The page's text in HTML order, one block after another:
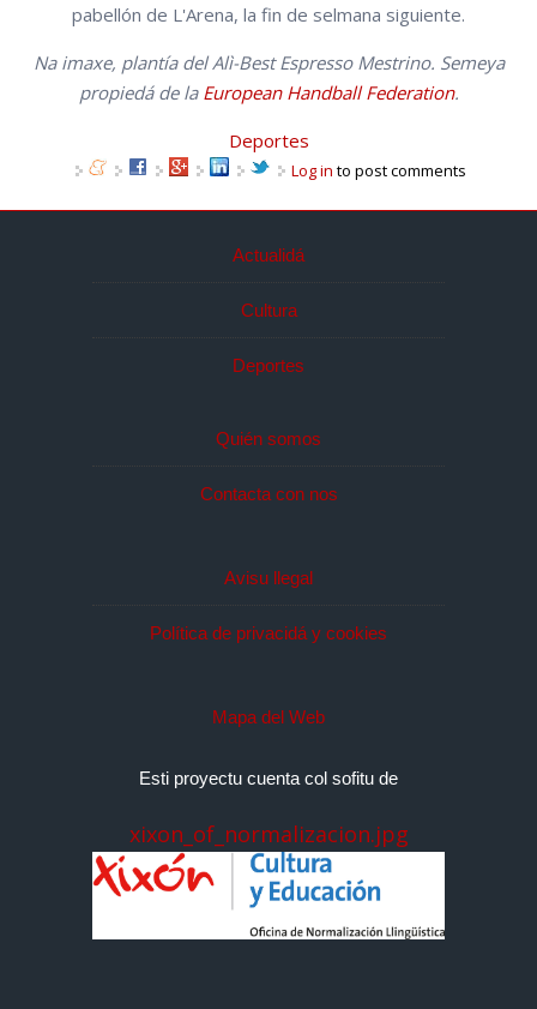
pabellón de L'Arena, la fin de selmana siguiente.
Na imaxe, plantía del Alì-Best Espresso Mestrino. Semeya
propiedá de la European Handball Federation.
Deportes
Log in to post comments
Actualidá
Cultura
Deportes
Quién somos
Contacta con nos
Avisu llegal
Política de privacidá y cookies
Mapa del Web
Esti proyectu cuenta col sofitu de
xixon_of_normalizacion.jpg